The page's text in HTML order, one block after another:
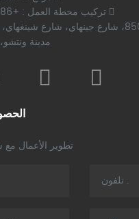
تركيب محطة العمل : +86 13396766777
عنوان : رقم 850، شارع جينهاي، شارع
مدينة
تطوير الأعمال